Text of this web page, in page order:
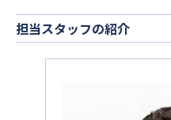
担当スタッフの紹介